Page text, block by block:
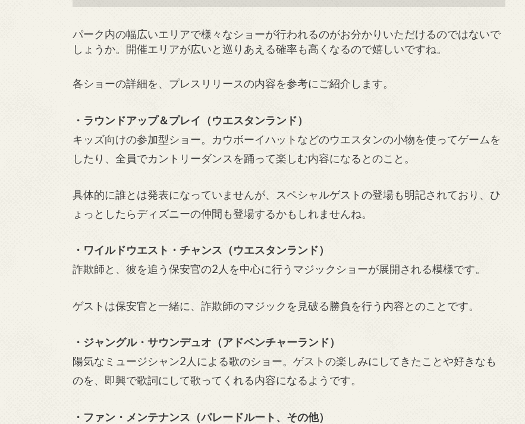
パーク内の幅広いエリアで様々なショーが行われるのがお分かりいただけるのではないで
しょうか。開催エリアが広いと巡りあえる確率も高くなるので嬉しいですね。
各ショーの詳細を、プレスリリースの内容を参考にご紹介します。
・ラウンドアップ＆プレイ（ウエスタンランド）
キッズ向けの参加型ショー。カウボーイハットなどのウエスタンの小物を使ってゲームを
したり、全員でカントリーダンスを踊って楽しむ内容になるとのこと。
具体的に誰とは発表になっていませんが、スペシャルゲストの登場も明記されており、ひ
ょっとしたらディズニーの仲間も登場するかもしれませんね。
・ワイルドウエスト・チャンス（ウエスタンランド）
詐欺師と、彼を追う保安官の2人を中心に行うマジックショーが展開される模様です。
ゲストは保安官と一緒に、詐欺師のマジックを見破る勝負を行う内容とのことです。
・ジャングル・サウンデュオ（アドベンチャーランド）
陽気なミュージシャン2人による歌のショー。ゲストの楽しみにしてきたことや好きなも
のを、即興で歌詞にして歌ってくれる内容になるようです。
・ファン・メンテナンス（パレードルート、その他）